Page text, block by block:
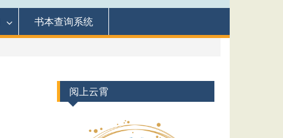
书本查询系统
阅上云霄